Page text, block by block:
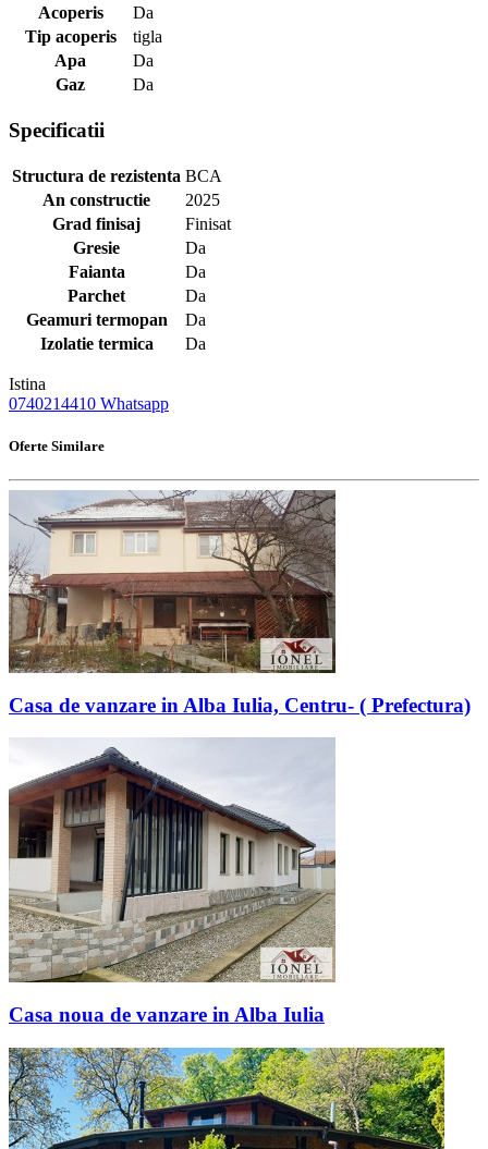
Acoperis
Da
Tip acoperis
tigla
Apa
Da
Gaz
Da
Specificatii
Structura de rezistenta BCA
An constructie
2025
Grad finisaj
Finisat
Gresie
Da
Faianta
Da
Parchet
Da
Geamuri termopan
Da
Izolatie termica
Da
Istina
0740214410 Whatsapp
Oferte Similare
Casa de vanzare in Alba Iulia, Centru- ( Prefectura)
Casa noua de vanzare in Alba Iulia